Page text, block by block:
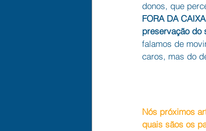
donos, que
FORA DA
preservação do
falamos de
caros, mas do
Nós próximos
quais sãos os